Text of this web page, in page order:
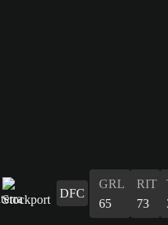
DFC
GRL
65
RIT
73